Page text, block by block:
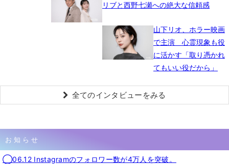
リブと西野七瀬への絶大な信頼感
山下リオ、ホラー映画
で主演 心霊現象も役
に活かす「取り憑かれ
てもいい役だから」
全てのインタビューをみる
お知らせ
◯06.12 Instagramのフォロワー数が4万人を突破。